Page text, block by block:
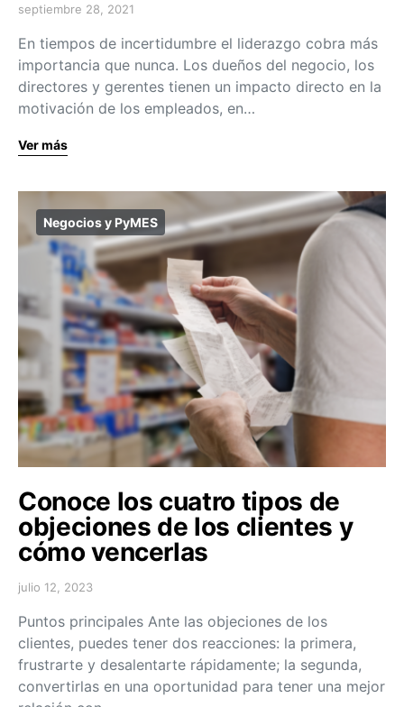
septiembre 28, 2021
En tiempos de incertidumbre el liderazgo cobra más
importancia que nunca. Los dueños del negocio, los
directores y gerentes tienen un impacto directo en la
motivación de los empleados, en…
Ver más
Negocios y PyMES
Conoce los cuatro tipos de
objeciones de los clientes y
cómo vencerlas
julio 12, 2023
Puntos principales Ante las objeciones de los
clientes, puedes tener dos reacciones: la primera,
frustrarte y desalentarte rápidamente; la segunda,
convertirlas en una oportunidad para tener una mejor